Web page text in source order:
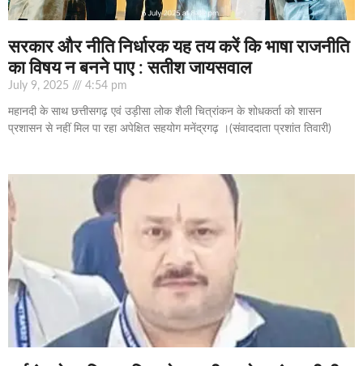
सरकार और नीति निर्धारक यह तय करें कि भाषा राजनीति
का विषय न बनने पाए : सतीश जायसवाल
July 9, 2025 4:54 pm
महानदी के साथ छत्तीसगढ़ एवं उड़ीसा लोक शैली चित्रांकन के शोधकर्ता को शासन
प्रशासन से नहीं मिल पा रहा अपेक्षित सहयोग मनेंद्रगढ़ ।(संवाददाता प्रशांत तिवारी)